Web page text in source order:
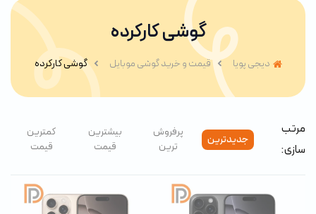
گوشی کارکرده
دیجی پویا قیمت و خرید گوشی موبایل گوشی کارکرده
مرتب
سازی:
جدیدترین
پرفروش
ترین
بیشترین
قیمت
کمترین
قیمت